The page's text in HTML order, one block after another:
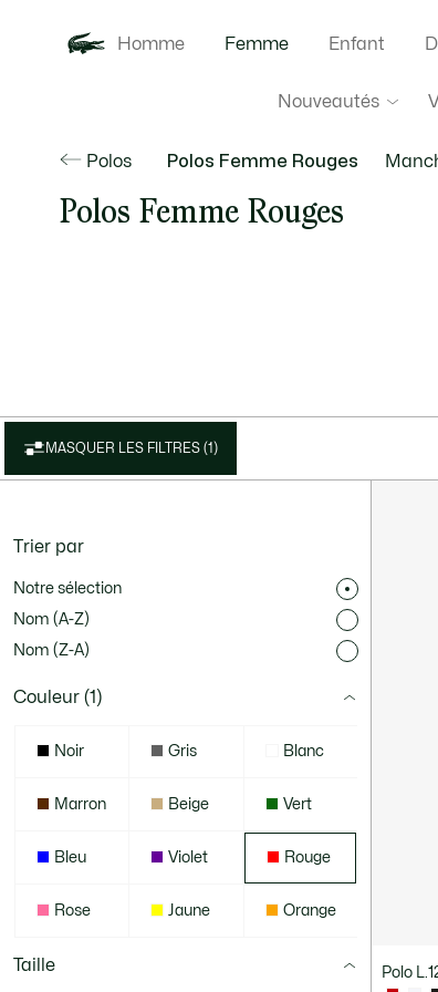
Homme Femme
Nouveautés
Enfant
Polos Polos Femme Rouges
Polos Femme Rouges
MASQUER LES FILTRES (1)
Trier par
Notre sélection
Nom (A-Z)
Nom (Z-A)
Couleur (1)
Noir Gris Blanc
Marron Beige Vert
Bleu Violet Rouge
Rose Jaune Orange
Taille Polo